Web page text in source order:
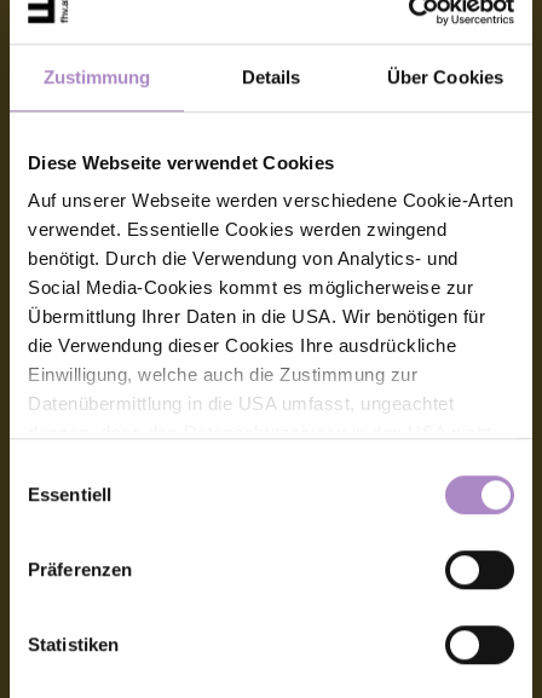
Zustimmung Details Über Cookies
Diese Webseite verwendet Cookies
Auf unserer Webseite werden verschiedene Cookie-Arten
verwendet. Essentielle Cookies werden zwingend
benötigt. Durch die Verwendung von Analytics- und
Social Media-Cookies kommt es möglicherweise zur
Übermittlung Ihrer Daten in die USA. Wir benötigen für
die Verwendung dieser Cookies Ihre ausdrückliche
Einwilligung, welche auch die Zustimmung zur
Datenübermittlung in die USA umfasst, ungeachtet
für die Rechte und Freiheiten der betroffenen Personen
nach sich ziehen kann. Die Einwilligung erteilen Sie
dadurch, dass Sie die ausgewählten Cookies durch
Aktivierung des Buttons akzeptieren. Sie können Ihre
das runde co Symbol rechts unten auf der Webseite -
jederzeit widerrufen. Durch den Widerruf der Einwilligung
Essentiell
Präferenzen
Statistiken
© FHV 2026
Impressum
Datenschutz
Barrierefreiheitserklärung
Hinweisgeber:innensystem (Whistleblower-System)
Amtssignatur, elektronische Signatur
CAMPUS V, Hochschulstraße 1
6850 Dornbirn
+43 5572 792